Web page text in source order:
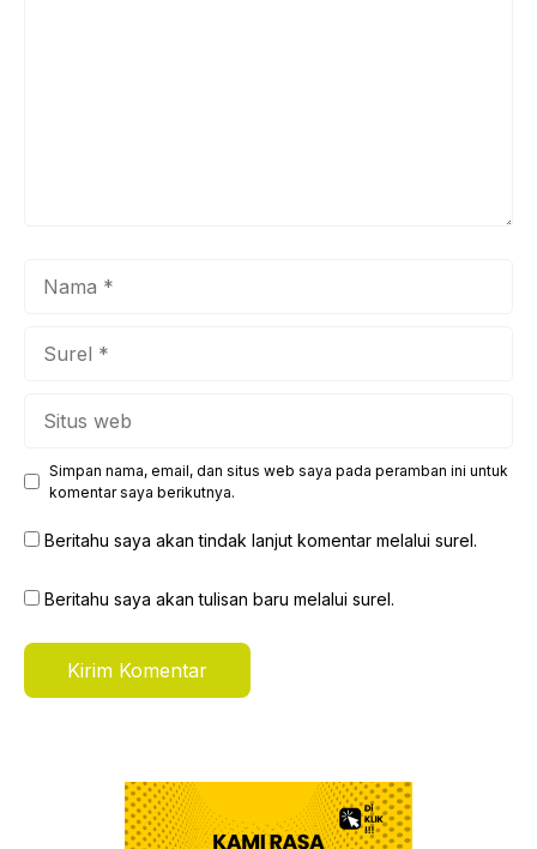
Simpan nama, email, dan situs web saya pada peramban ini untuk
komentar saya berikutnya.
Beritahu saya akan tindak lanjut komentar melalui surel.
Beritahu saya akan tulisan baru melalui surel.